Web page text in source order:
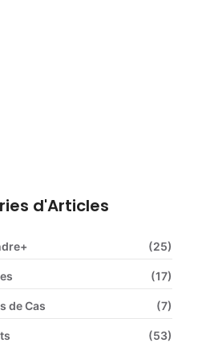
d'Articles
(25)
(17)
de Cas (7)
(53)